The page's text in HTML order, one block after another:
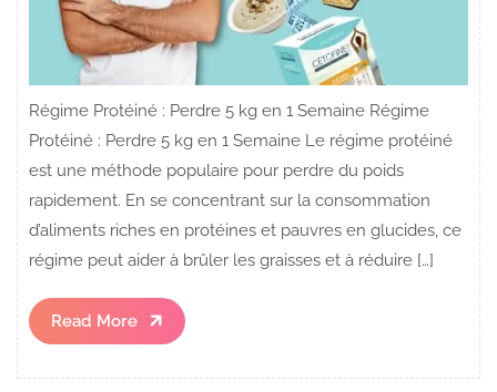
Régime Protéiné : Perdre 5 kg en 1 Semaine Régime
Protéiné : Perdre 5 kg en 1 Semaine Le régime protéiné
est une méthode populaire pour perdre du poids
rapidement. En se concentrant sur la consommation
d’aliments riches en protéines et pauvres en glucides, ce
régime peut aider à brûler les graisses et à réduire […]
Read More
Read
More